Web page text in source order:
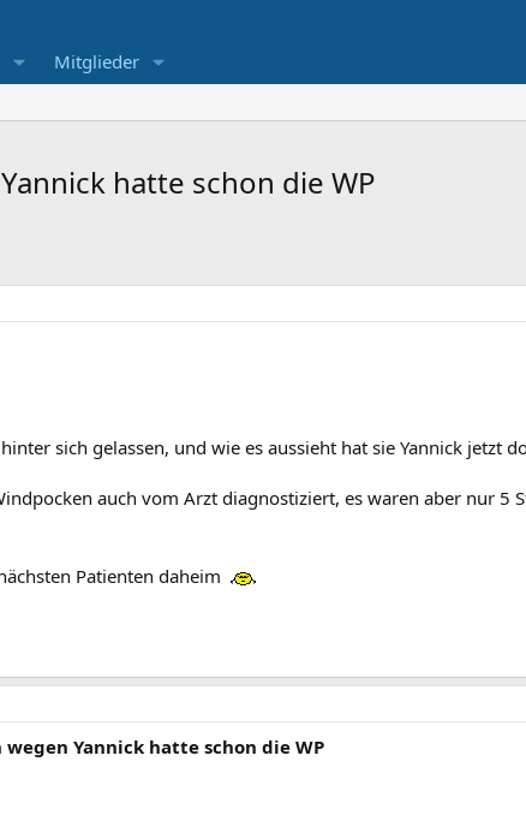
Mitglieder
hatte schon die WP
sich gelassen, und wie es aussieht hat sie Yannick jetzt
auch vom Arzt diagnostiziert, es waren aber nur 5
Patienten daheim
Yannick hatte schon die WP